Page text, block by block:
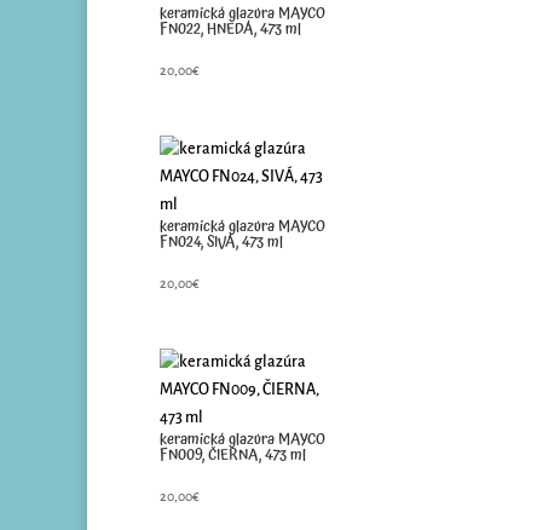
keramická glazúra MAYCO
FN022, HNEDÁ, 473 ml
20,00€
keramická glazúra MAYCO
FN024, SIVÁ, 473 ml
20,00€
keramická glazúra MAYCO
FN009, ČIERNA, 473 ml
20,00€